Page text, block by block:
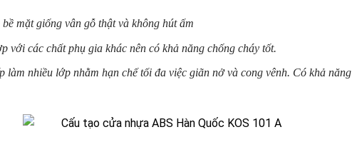
mặt giống vân gỗ thật và không hút ấm
với các chất phụ gia khác nên có khả năng chống cháy tốt.
làm nhiều lớp nhằm hạn chế tối đa việc giãn nở và cong vênh. Có khả